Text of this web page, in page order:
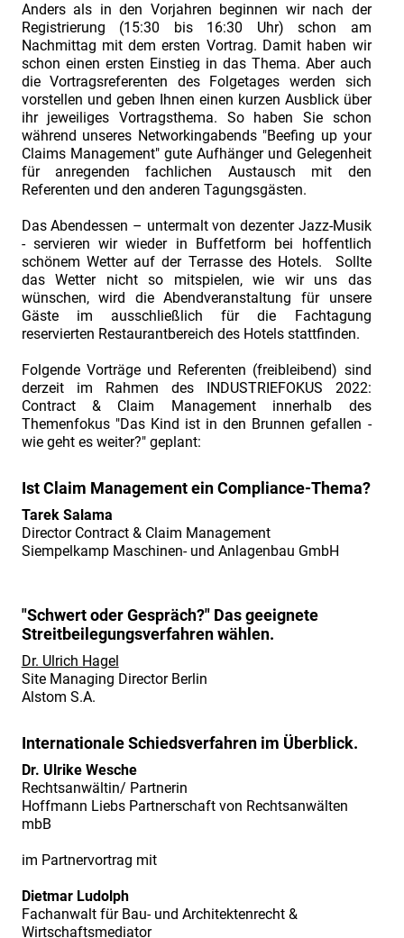
Anders als in den Vorjahren beginnen wir nach der
Registrierung (15:30 bis 16:30 Uhr) schon am
Nachmittag mit dem ersten Vortrag. Damit haben wir
schon einen ersten Einstieg in das Thema. Aber auch
die Vortragsreferenten des Folgetages werden sich
vorstellen und geben Ihnen einen kurzen Ausblick über
ihr jeweiliges Vortragsthema. So haben Sie schon
während unseres Networkingabends "Beefing up your
Claims Management" gute Aufhänger und Gelegenheit
für anregenden fachlichen Austausch mit den
Referenten und den anderen Tagungsgästen.
Das Abendessen – untermalt von dezenter Jazz-Musik
- servieren wir wieder in Buffetform bei hoffentlich
schönem Wetter auf der Terrasse des Hotels. Sollte
das Wetter nicht so mitspielen, wie wir uns das
wünschen, wird die Abendveranstaltung für unsere
Gäste im ausschließlich für die Fachtagung
reservierten Restaurantbereich des Hotels stattfinden.
Folgende Vorträge und Referenten (freibleibend) sind
derzeit im Rahmen des INDUSTRIEFOKUS 2022:
Contract & Claim Management innerhalb des
Themenfokus "Das Kind ist in den Brunnen gefallen -
wie geht es weiter?" geplant:
Ist Claim Management ein Compliance-Thema?
Tarek Salama
Director Contract & Claim Management
Siempelkamp Maschinen- und Anlagenbau GmbH
"Schwert oder Gespräch?" Das geeignete
Streitbeilegungsverfahren wählen.
Dr. Ulrich Hagel
Site Managing Director Berlin
Alstom S.A.
Internationale Schiedsverfahren im Überblick.
Dr. Ulrike Wesche
Rechtsanwältin/ Partnerin
Hoffmann Liebs Partnerschaft von Rechtsanwälten
mbB
im Partnervortrag mit
Dietmar Ludolph
Fachanwalt für Bau- und Architektenrecht &
Wirtschaftsmediator
im
industriellen
Projektgeschäft
Call
for
Papers.
Industriefokus
2018:
&
Claim
Management.
Die
Fachtagung
Praktiker
im
industriellen
Ausgebucht.
Fachtagung
"Industriefokus
2018:
&
Claim
Management"
Bericht
Fachtagung
„Industriefokus
2019:
Contract
Claim
Management“
vom